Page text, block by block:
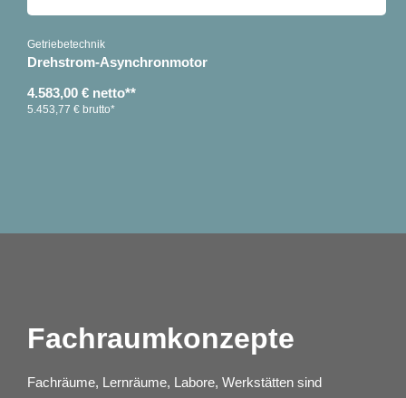
Getriebetechnik
Drehstrom-Asynchronmotor
4.583,00 € netto**
5.453,77 € brutto*
Fachraumkonzepte
Fachräume, Lernräume, Labore, Werkstätten sind